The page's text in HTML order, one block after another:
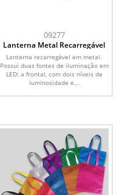
09277
Lanterna Metal Recarregável
Lanterna recarregável em metal.
Possui duas fontes de iluminação em
LED: a frontal, com dois níveis de
luminosidade e...